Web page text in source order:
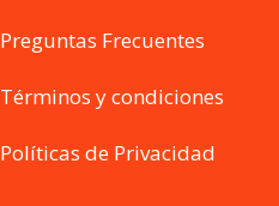
Preguntas Frecuentes
Términos y condiciones
Políticas de Privacidad